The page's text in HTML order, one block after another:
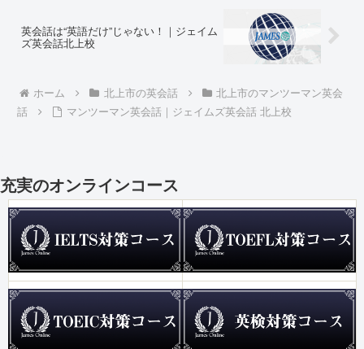
英会話は“英語だけ”じゃない！｜ジェイム
ズ英会話北上校
ホーム 北上市の英会話
北上市のマンツーマン英会
話
マンツーマン英会話｜ジェイムズ英会話 北上校
充実のオンラインコース